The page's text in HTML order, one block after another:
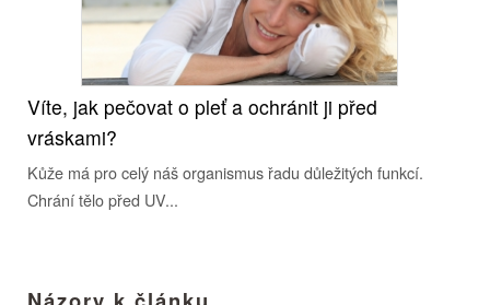
Víte, jak pečovat o pleť a ochránit ji před
vráskami?
Kůže má pro celý náš organismus řadu důležitých funkcí.
Chrání tělo před UV...